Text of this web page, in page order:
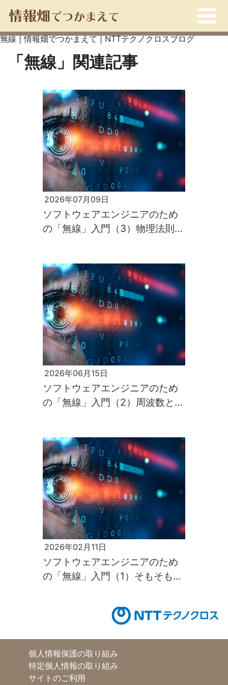
無線 | 情報畑でつかまえて | NTTテクノクロスブログ
「無線」関連記事
2026年07月09日
ソフトウェアエンジニアのため
の「無線」入門（3）物理法則が
2026年06月15日
ソフトウェアエンジニアのため
の「無線」入門（2）周波数と伝
2026年02月11日
ソフトウェアエンジニアのため
の「無線」入門（1）そもそも電
個人情報保護の取り組み
特定個人情報の取り組み
サイトのご利用